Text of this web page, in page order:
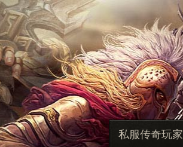
私服传奇玩家